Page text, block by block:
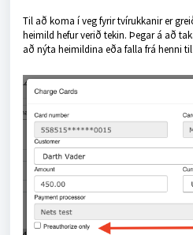
Til að koma í veg fyrir tvírukkanir er
heimild hefur verið tekin. Þegar á að
að nýta heimildina eða falla frá henni